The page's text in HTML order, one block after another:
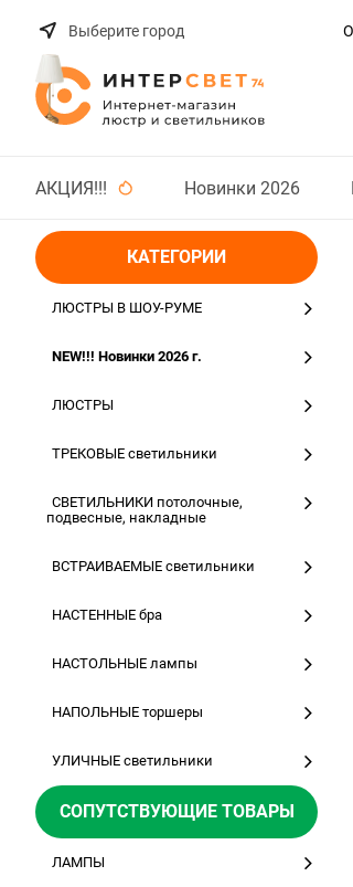
Выберите город
АКЦИЯ!!! Новинки 2026
КАТЕГОРИИ
ЛЮСТРЫ В ШОУ-РУМЕ
NEW!!! Новинки 2026 г.
ЛЮСТРЫ
ТРЕКОВЫЕ светильники
СВЕТИЛЬНИКИ потолочные,
подвесные, накладные
ВСТРАИВАЕМЫЕ светильники
НАСТЕННЫЕ бра
НАСТОЛЬНЫЕ лампы
НАПОЛЬНЫЕ торшеры
УЛИЧНЫЕ светильники
СОПУТСТВУЮЩИЕ ТОВАРЫ
ЛАМПЫ